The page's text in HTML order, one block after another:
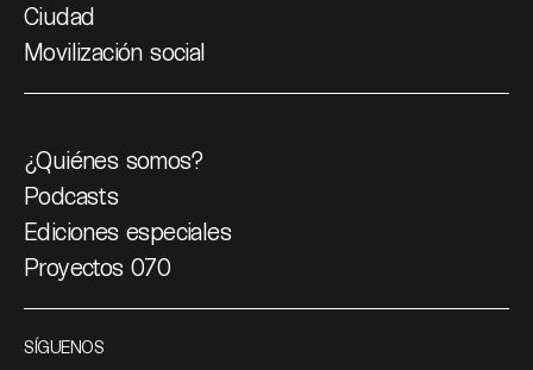
Ciudad
Movilización social
¿Quiénes somos?
Podcasts
Ediciones especiales
Proyectos 070
SÍGUENOS